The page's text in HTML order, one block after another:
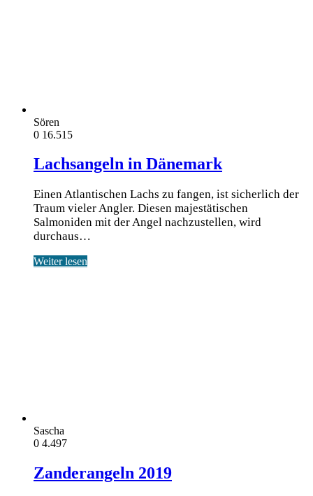
Sören
0 16.515
Lachsangeln in Dänemark
Einen Atlantischen Lachs zu fangen, ist sicherlich der
Traum vieler Angler. Diesen majestätischen
Salmoniden mit der Angel nachzustellen, wird
durchaus…
Weiter lesen
Sascha
0 4.497
Zanderangeln 2019